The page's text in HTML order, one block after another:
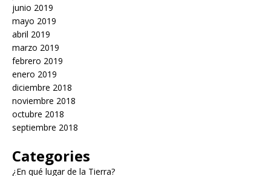
junio 2019
mayo 2019
abril 2019
marzo 2019
febrero 2019
enero 2019
diciembre 2018
noviembre 2018
octubre 2018
septiembre 2018
Categories
¿En qué lugar de la Tierra?